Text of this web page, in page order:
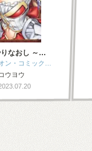
なおし ～…
ン・コミック…
ウヨウ